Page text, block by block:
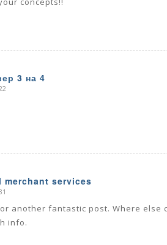
3 на 4
merchant services
another fantastic post. Where else
info.